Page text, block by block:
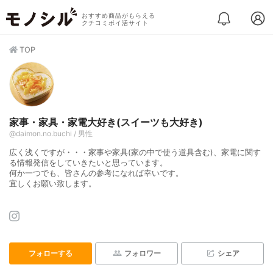
おすすめ商品がもらえる
クチコミポイ活サイト
TOP
家事・家具・家電大好き(スイーツも大好き)
@daimon.no.buchi / 男性
広く浅くですが・・・家事や家具(家の中で使う道具含む)、家電に関す
る情報発信をしていきたいと思っています。
何か一つでも、皆さんの参考になれば幸いです。
宜しくお願い致します。
フォローする フォロワー シェア